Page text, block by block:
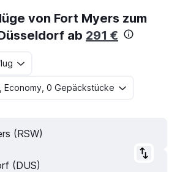
von Fort Myers zum
ab 291 €
Economy, 0 Gepäckstücke
(RSW)
(DUS)